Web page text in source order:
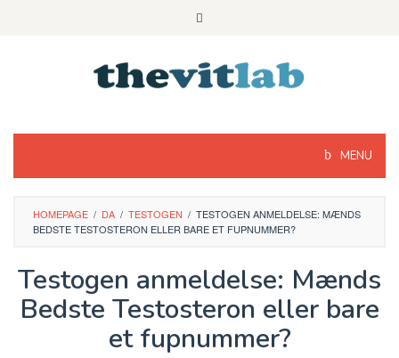
MENU
HOMEPAGE / DA / TESTOGEN / TESTOGEN ANMELDELSE: MÆNDS
BEDSTE TESTOSTERON ELLER BARE ET FUPNUMMER?
Testogen anmeldelse: Mænds
Bedste Testosteron eller bare
et fupnummer?